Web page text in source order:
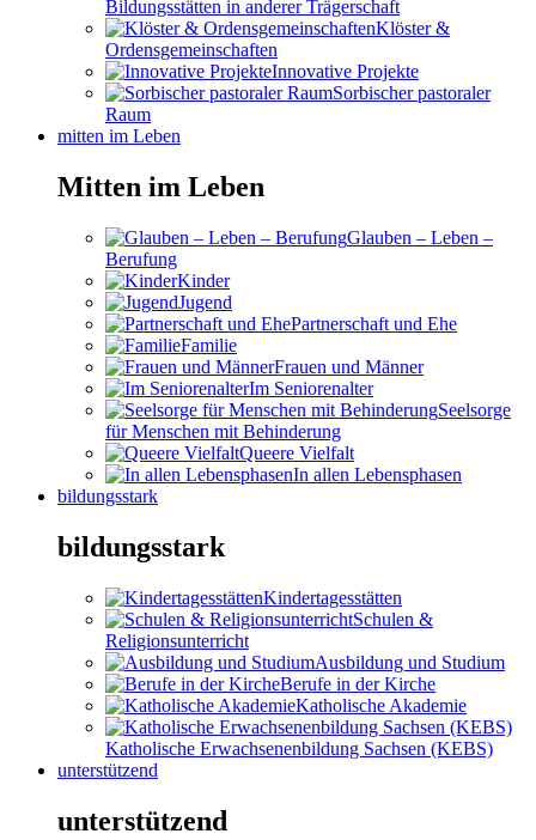
Bildungsstätten in anderer Trägerschaft
Klöster &
Ordensgemeinschaften
Innovative Projekte
Sorbischer pastoraler
Raum
mitten im Leben
Mitten im Leben
Glauben – Leben –
Berufung
Kinder
Jugend
Partnerschaft und Ehe
Familie
Frauen und Männer
Im Seniorenalter
Seelsorge
für Menschen mit Behinderung
Queere Vielfalt
In allen Lebensphasen
bildungsstark
bildungsstark
Kindertagesstätten
Schulen &
Religionsunterricht
Ausbildung und Studium
Berufe in der Kirche
Katholische Akademie
Katholische Erwachsenenbildung Sachsen (KEBS)
unterstützend
unterstützend